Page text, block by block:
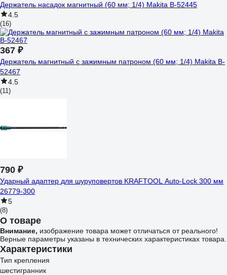
Держатель насадок магнитный (60 мм; 1/4) Makita B-52445
4.5
(16)
367 ₽
Держатель магнитный с зажимным патроном (60 мм; 1/4) Makita B-
52467
4.5
(11)
790 ₽
Ударный адаптер для шуруповертов KRAFTOOL Auto-Lock 300 мм
26779-300
5
(8)
О товаре
Внимание, изображение товара может отличаться от реального!
Верные параметры указаны в технических характеристиках товара.
Характеристики
Тип крепления
шестигранник